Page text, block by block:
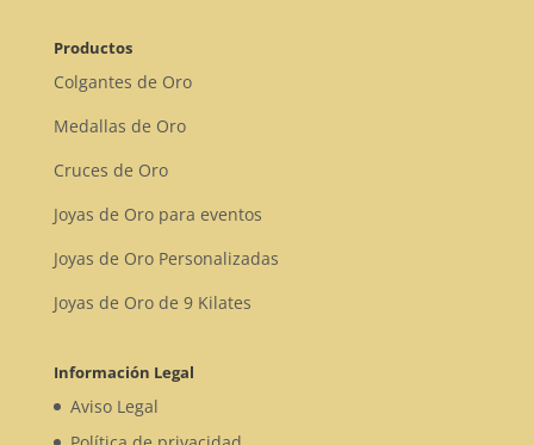
Productos
Colgantes de Oro
Medallas de Oro
Cruces de Oro
Joyas de Oro para eventos
Joyas de Oro Personalizadas
Joyas de Oro de 9 Kilates
Información Legal
Aviso Legal